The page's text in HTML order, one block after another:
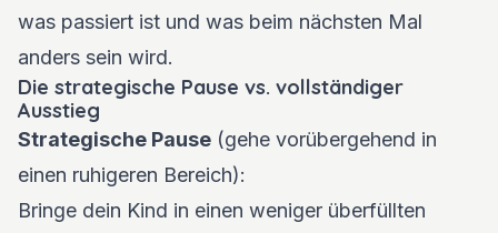
was passiert ist und was beim nächsten Mal
anders sein wird.
Die strategische Pause vs. vollständiger
Ausstieg
Strategische Pause (gehe vorübergehend in
einen ruhigeren Bereich):
Bringe dein Kind in einen weniger überfüllten